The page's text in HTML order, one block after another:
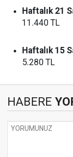
Haftalık 21
11.440 TL
Haftalık 15
5.280 TL
HABERE